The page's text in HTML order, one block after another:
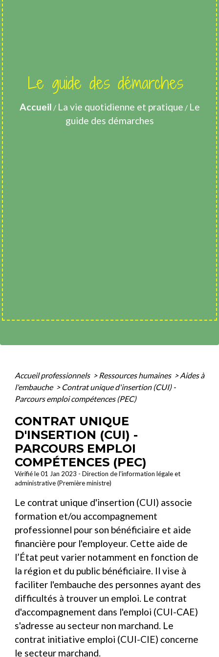
Le guide des démarches
Accueil / La vie quotidienne et pratique / Le
guide des démarches
Accueil professionnels > Ressources humaines > Aides à
l'embauche > Contrat unique d'insertion (CUI) -
Parcours emploi compétences (PEC)
CONTRAT UNIQUE
D'INSERTION (CUI) -
PARCOURS EMPLOI
COMPÉTENCES (PEC)
Vérifié le 01 Jan 2023 - Direction de l'information légale et
administrative (Première ministre)
Le contrat unique d'insertion (CUI) associe
formation et/ou accompagnement
professionnel pour son bénéficiaire et aide
financière pour l'employeur. Cette aide de
l’État peut varier notamment en fonction de
la région et du public bénéficiaire. Il vise à
faciliter l'embauche des personnes ayant des
difficultés à trouver un emploi. Le contrat
d'accompagnement dans l'emploi (CUI-CAE)
s'adresse au secteur non marchand. Le
contrat initiative emploi (CUI-CIE) concerne
le secteur marchand.